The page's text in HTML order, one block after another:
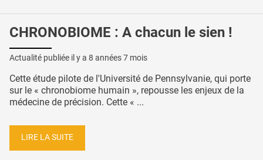
CHRONOBIOME : A chacun le sien !
Actualité publiée il y a 8 années 7 mois
Cette étude pilote de l'Université de Pennsylvanie, qui porte
sur le « chronobiome humain », repousse les enjeux de la
médecine de précision. Cette « ...
LIRE LA SUITE